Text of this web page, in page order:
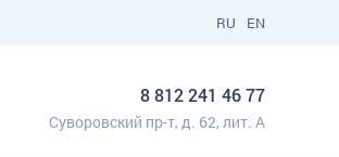
EN
RU
8 812 241 46 77
Суворовский пр-т, д. 62, лит. А